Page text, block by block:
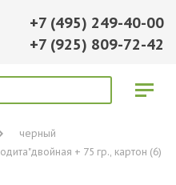
+7 (495) 249-40-00
+7 (925) 809-72-42
черный
+ 75 гр., картон (6)